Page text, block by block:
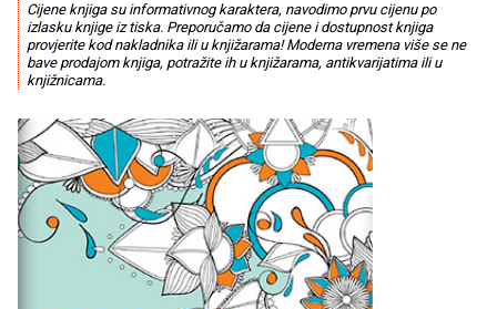
Cijene knjiga su informativnog karaktera, navodimo prvu cijenu po
izlasku knjige iz tiska. Preporučamo da cijene i dostupnost knjiga
provjerite kod nakladnika ili u knjižarama! Moderna vremena više se ne
bave prodajom knjiga, potražite ih u knjižarama, antikvarijatima ili u
knjižnicama.